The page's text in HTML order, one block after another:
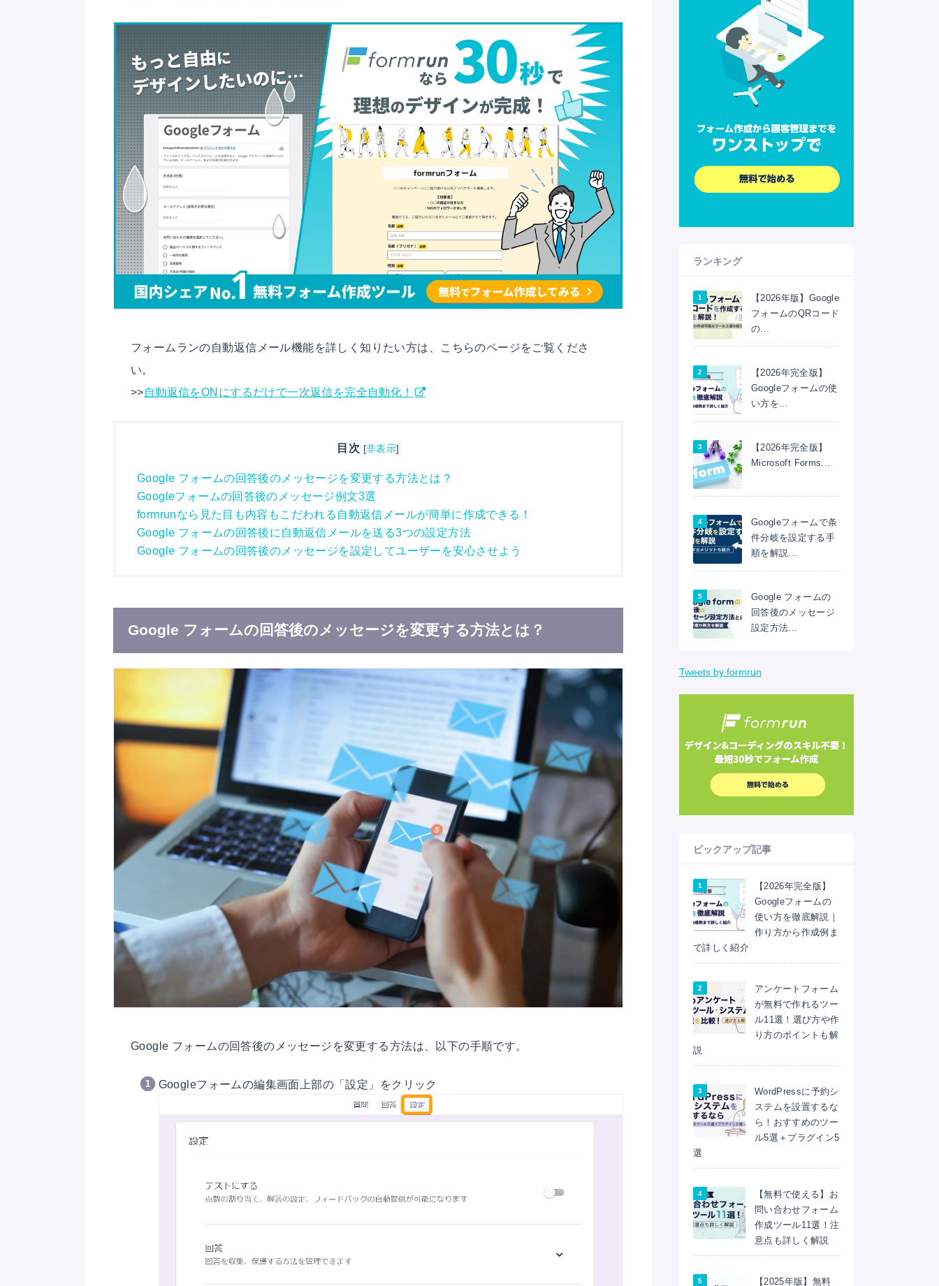
フォームランの自動返信メール機能を詳しく知りたい方は、こちらのページをご覧くださ
い。
>>自動返信をONにするだけで一次返信を完全自動化！
目次 [非表示]
Google フォームの回答後のメッセージを変更する方法とは？
Googleフォームの回答後のメッセージ例文3選
formrunなら見た目も内容もこだわれる自動返信メールが簡単に作成できる！
Google フォームの回答後に自動返信メールを送る3つの設定方法
Google フォームの回答後のメッセージを設定してユーザーを安心させよう
Google フォームの回答後のメッセージを変更する方法とは？
Google フォームの回答後のメッセージを変更する方法は、以下の手順です。
Googleフォームの編集画面上部の「設定」をクリック
ランキング
【2026年版】Google
フォームのQRコード
の...
【2026年完全版】
Googleフォームの使
い方を...
【2026年完全版】
Microsoft Forms...
Googleフォームで条
件分岐を設定する手
順を解説...
Google フォームの
回答後のメッセージ
設定方法...
Tweets by formrun
ピックアップ記事
【2026年完全版】
Googleフォームの
使い方を徹底解説｜
作り方から作成例ま
で詳しく紹介
アンケートフォーム
が無料で作れるツー
ル11選！選び方や作
り方のポイントも解
説
WordPressに予約シ
ステムを設置するな
ら！おすすめのツー
ル5選＋プラグイン5
選
【無料で使える】お
問い合わせフォーム
作成ツール11選！注
意点も詳しく解説
【2025年版】無料